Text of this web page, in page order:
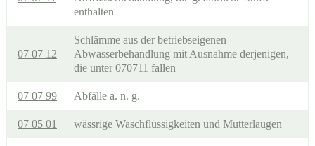
enthalten
07 07 12
Schlämme aus der betriebseigenen
Abwasserbehandlung mit Ausnahme derjenigen,
die unter 070711 fallen
07 07 99 Abfälle a. n. g.
07 05 01 wässrige Waschflüssigkeiten und Mutterlaugen